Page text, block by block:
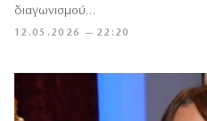
12.05.2026 — 22:20
διαγωνισμού…